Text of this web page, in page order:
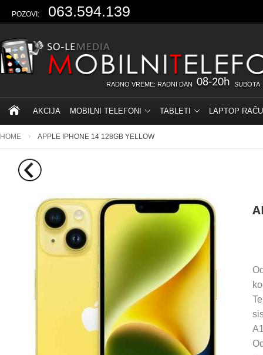
POZOVI: 063.594.139
RADNO VREME: RADNI DAN 08-20h SUBOTA
AKCIJA MOBILNI TELEFONI TABLETI LAPTOP
HOME APPLE IPHONE 14 128GB YELLOW